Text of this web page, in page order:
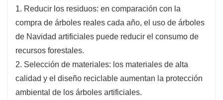
1. Reducir los residuos: en comparación con la
compra de árboles reales cada año, el uso de árboles
de Navidad artificiales puede reducir el consumo de
recursos forestales.
2. Selección de materiales: los materiales de alta
calidad y el diseño reciclable aumentan la protección
ambiental de los árboles artificiales.